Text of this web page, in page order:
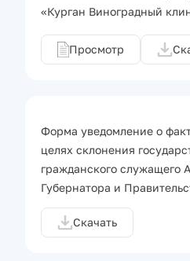
«Курган Виноградный
Просмотр
Форма уведомление о
целях склонения
гражданского служащего
Губернатора и
Скачать